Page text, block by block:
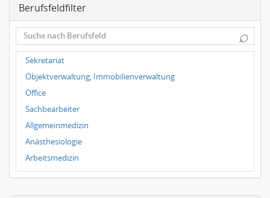
Leipzig
Dortmund
Hallbergmoos
Würzburg
Grünwald
Ulm
Bielefeld
Hannover
Duisburg
Berufsfeldfilter
⌕
Sekretariat
Objektverwaltung, Immobilienverwaltung
Office
Sachbearbeiter
Allgemeinmedizin
Anästhesiologie
Arbeitsmedizin
Augenheilkunde